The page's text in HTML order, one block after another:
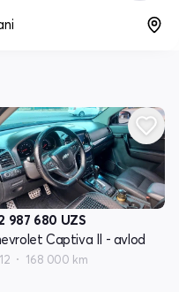
987 680 UZS
Captiva II - avlod
168 000 km